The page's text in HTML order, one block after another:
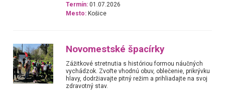
Termín: 01.07.2026
Mesto: Košice
Novomestské špacírky
Zážitkové stretnutia s históriou formou náučných
vychádzok. Zvoľte vhodnú obuv, oblečenie, prikrývku
hlavy, dodržiavajte pitný režim a prihliadajte na svoj
zdravotný stav.